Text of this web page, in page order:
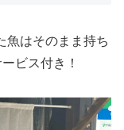
魚はそのまま持ち
ビス付き！